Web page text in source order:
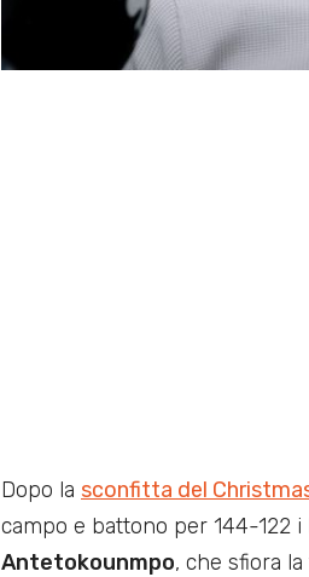
Dopo la sconfitta del
campo e battono per 144-122
Antetokounmpo, che sfiora